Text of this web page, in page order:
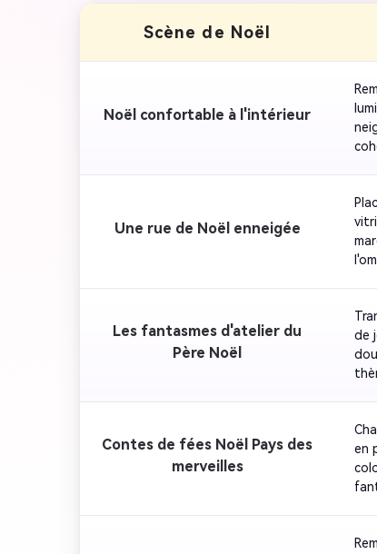
Scène de Noël
Noël confortable à l'intérieur
Une rue de Noël enneigée
Les fantasmes d'atelier du
Père Noël
de
Contes de fées Noël Pays des
merveilles
en